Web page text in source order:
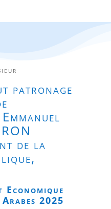
10-
patronage
Emmanuel
de la
Economique
2025